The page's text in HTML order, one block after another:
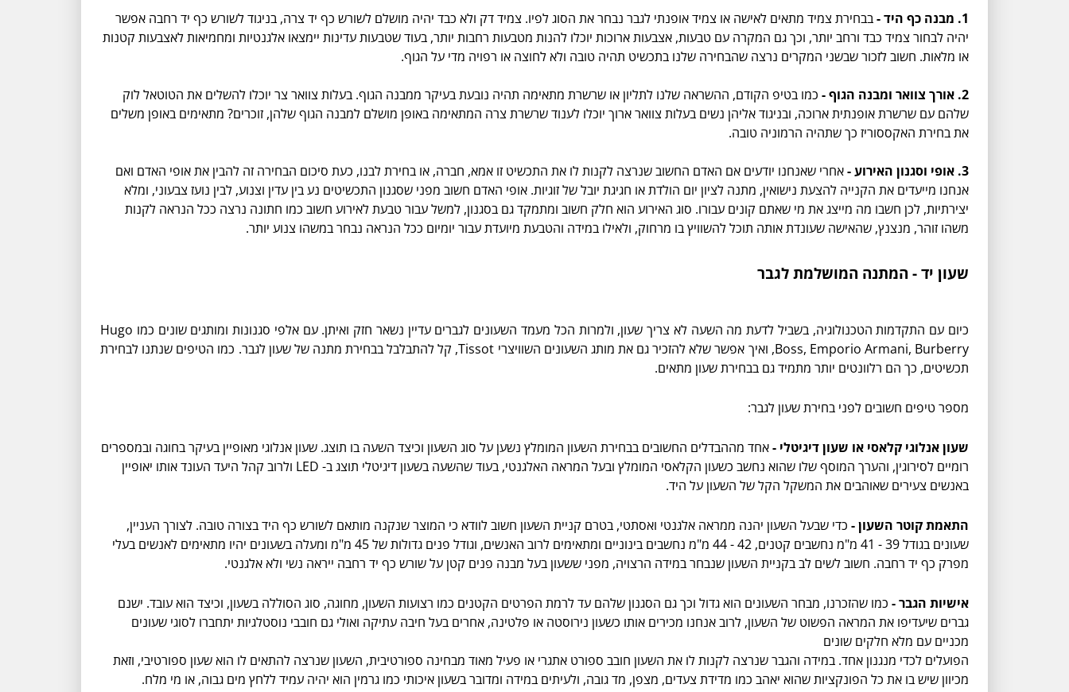
1. מבנה כף היד -בבחירת צמיד מתאים לאישה או צמיד אופנתי לגבר נבחר את הסוג לפיו. צמיד דק ולא כבד יהיה מושלם לשורש כף יד צרה, בניגוד לשורש כף יד רחבה אפשר
יהיה לבחור צמיד כבד ורחב יותר, וכך גם המקרה עם טבעות, אצבעות ארוכות יוכלו להנות מטבעות רחבות יותר, בעוד שטבעות עדינות יימצאו אלגנטיות ומחמיאות לאצבעות קטנות
או מלאות. חשוב לזכור שבשני המקרים נרצה שהבחירה שלנו בתכשיט תהיה טובה ולא לחוצה או רפויה מדי על הגוף.
2. אורך צוואר ומבנה הגוף - כמו בטיפ הקודם, ההשראה שלנו לתליון או שרשרת מתאימה תהיה נובעת בעיקר ממבנה הגוף. בעלות צוואר צר יוכלו להשלים את הטוטאל לוק
שלהם עם שרשרת אופנתית ארוכה, ובניגוד אליהן נשים בעלות צוואר ארוך יוכלו לענוד שרשרת צרה המתאימה באופן מושלם למבנה הגוף שלהן, זוכרים? מתאימים באופן משלים
את בחירת האקססוריז כך שתהיה הרמוניה טובה.
3. אופי וסגנון האירוע -אחרי שאנחנו יודעים אם האדם החשוב שנרצה לקנות לו את התכשיט זו אמא, חברה, או בחירת לבנו, כעת סיכום הבחירה זה להבין את אופי האדם ואם
אנחנו מייעדים את הקנייה להצעת נישואין, מתנה לציון יום הולדת או חגיגת יובל של זוגיות. אופי האדם חשוב מפני שסגנון התכשיטים נע בין עדין וצנוע, לבין נועז צבעוני, ומלא
יצירתיות, לכן חשבו מה מייצג את מי שאתם קונים עבורו. סוג האירוע הוא חלק חשוב ומתמקד גם בסגנון, למשל עבור טבעת לאירוע חשוב כמו חתונה נרצה ככל הנראה לקנות
משהו זוהר, מנצנץ, שהאישה שעונדת אותה תוכל להשוויץ בו מרחוק, ולאילו במידה והטבעת מיועדת עבור יומיום ככל הנראה נבחר במשהו צנוע יותר.
שעון יד - המתנה המושלמת לגבר
כיום עם התקדמות הטכנולוגיה, בשביל לדעת מה השעה לא צריך שעון, ולמרות הכל מעמד השעונים לגברים עדיין נשאר חזק ואיתן. עם אלפי סגנונות ומותגים שונים כמו Hugo
Boss, Emporio Armani, Burberry, ואיך אפשר שלא להזכיר גם את מותג השעונים השוויצרי Tissot, קל להתבלבל בבחירת מתנה של שעון לגבר. כמו הטיפים שנתנו לבחירת
תכשיטים, כך הם רלוונטים יותר מתמיד גם בבחירת שעון מתאים.
מספר טיפים חשובים לפני בחירת שעון לגבר:
שעון אנלוגי קלאסי או שעון דיגיטלי -אחד מההבדלים החשובים בבחירת השעון המומלץ נשען על סוג השעון וכיצד השעה בו תוצג. שעון אנלוגי מאופיין בעיקר בחוגה ובמספרים
רומיים לסירוגין, והערך המוסף שלו שהוא נחשב כשעון הקלאסי המומלץ ובעל המראה האלגנטי, בעוד שהשעה בשעון דיגיטלי תוצג ב- LED ולרוב קהל היעד העונד אותו יאופיין
באנשים צעירים שאוהבים את המשקל הקל של השעון על היד.
התאמת קוטר השעון - כדי שבעל השעון יהנה ממראה אלגנטי ואסתטי, בטרם קניית השעון חשוב לוודא כי המוצר שנקנה מותאם לשורש כף היד בצורה טובה. לצורך העניין,
שעונים בגודל 39 - 41 מ"מ נחשבים קטנים, 42 - 44 מ"מ נחשבים בינוניים ומתאימים לרוב האנשים, וגודל פנים גדולות של 45 מ"מ ומעלה בשעונים יהיו מתאימים לאנשים בעלי
מפרק כף יד רחבה. חשוב לשים לב בקניית השעון שנבחר במידה הרצויה, מפני ששעון בעל מבנה פנים קטן על שורש כף יד רחבה ייראה נשי ולא אלגנטי.
אישיות הגבר - כמו שהזכרנו, מבחר השעונים הוא גדול וכך גם הסגנון שלהם עד לרמת הפרטים הקטנים כמו רצועות השעון, מחוגה, סוג הסוללה בשעון, וכיצד הוא עובד. ישנם
גברים שיעדיפו את המראה הפשוט של השעון, לרוב אנחנו מכירים אותו כשעון נירוסטה או פלטינה, אחרים בעל חיבה עתיקה ואולי גם חובבי נוסטלגיות יתחברו לסוגי שעונים
מכניים עם מלא חלקים שונים
הפועלים לכדי מנגנון אחד. במידה והגבר שנרצה לקנות לו את השעון חובב ספורט אתגרי או פעיל מאוד מבחינה ספורטיבית, השעון שנרצה להתאים לו הוא שעון ספורטיבי, וזאת
מכיוון שיש בו את כל הפונקציות שהוא יאהב כמו מדידת צעדים, מצפן, מד גובה, ולעיתים במידה ומדובר בשעון איכותי כמו גרמין הוא יהיה עמיד ללחץ מים גבוה, או מי מלח.